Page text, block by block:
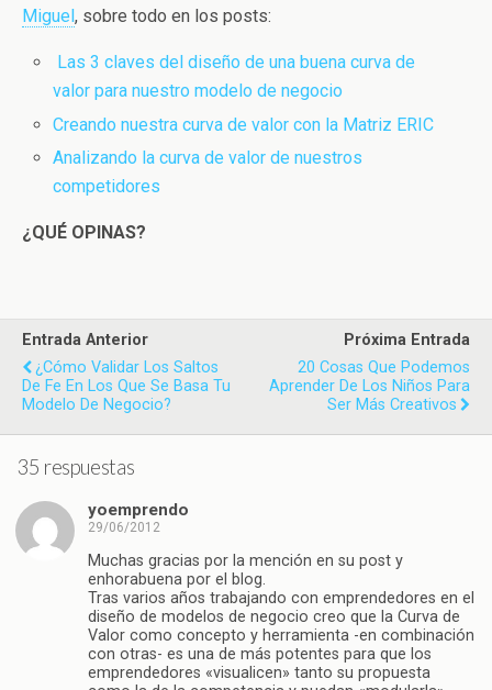
Miguel , sobre todo en los posts:
Las 3 claves del diseño de una buena curva de
valor para nuestro modelo de negocio
Creando nuestra curva de valor con la Matriz ERIC
Analizando la curva de valor de nuestros
competidores
¿QUÉ OPINAS?
Entrada Anterior
¿Cómo Validar Los Saltos
De Fe En Los Que Se Basa Tu
Modelo De Negocio?
Próxima Entrada
20 Cosas Que Podemos
Aprender De Los Niños Para
Ser Más Creativos
35 respuestas
yoemprendo
29/06/2012
Muchas gracias por la mención en su post y
enhorabuena por el blog.
Tras varios años trabajando con emprendedores en el
diseño de modelos de negocio creo que la Curva de
Valor como concepto y herramienta -en combinación
con otras- es una de más potentes para que los
emprendedores «visualicen» tanto su propuesta